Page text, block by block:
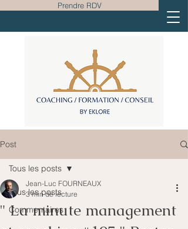
Prendre RDV
Post
Tous les posts
Commentaires
Tous les posts
" La minute management
Jean-Luc FOURNEAUX
3 min de lecture